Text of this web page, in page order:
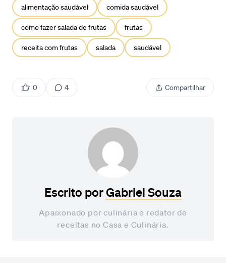
alimentação saudável comida saudável
como fazer salada de frutas frutas
receita com frutas salada saudável
0 4 Compartilhar
Escrito porGabriel Souza
Apaixonado por culinária e redator de
receitas no Casa e Culinária.